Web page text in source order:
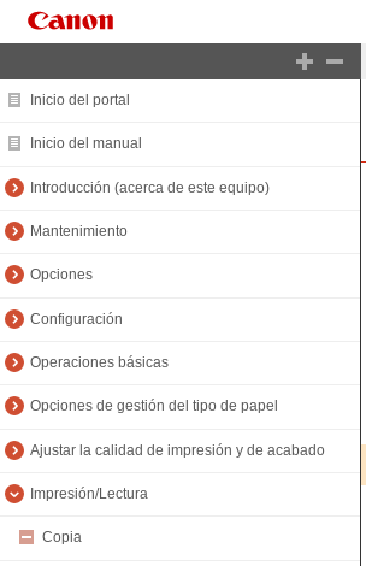
Inicio del portal
Inicio del manual
Introducción (acerca de este equipo)
Mantenimiento
Opciones
Configuración
Operaciones básicas
Opciones de gestión del tipo de papel
Ajustar la calidad de impresión y de acabado
Impresión/Lectura
Copia